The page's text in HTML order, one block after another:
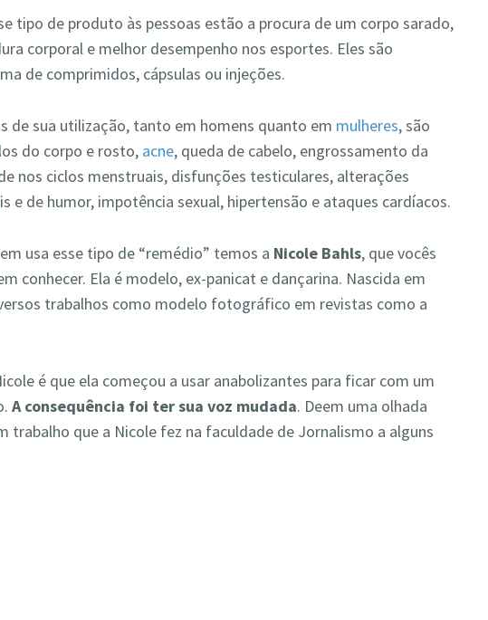
tipo de produto às pessoas estão a procura de um corpo sarado,
corporal e melhor desempenho nos esportes. Eles são
de comprimidos, cápsulas ou injeções.
de sua utilização, tanto em homens quanto em mulheres, são
do corpo e rosto, acne, queda de cabelo, engrossamento da
nos ciclos menstruais, disfunções testiculares, alterações
e de humor, impotência sexual, hipertensão e ataques cardíacos.
usa esse tipo de “remédio” temos a Nicole Bahls, que vocês
conhecer. Ela é modelo, ex-panicat e dançarina. Nascida em
trabalhos como modelo fotográfico em revistas como a
é que ela começou a usar anabolizantes para ficar com um
A consequência foi ter sua voz mudada. Deem uma olhada
trabalho que a Nicole fez na faculdade de Jornalismo a alguns